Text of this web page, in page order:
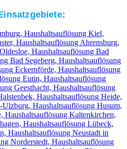
Haushaltsauflösung Kiel,
Haushaltsauflösung Ahrensburg,
Haushaltsauflösung Bad
Bad Segeberg, Haushaltsauflösung
Eckernförde, Haushaltsauflösung
Eutin, Haushaltsauflösung
Geesthacht, Haushaltsauflösung
Haushaltsauflösung Heide,
Ulzburg, Haushaltsauflösung Husum,
Haushaltsauflösung Kaltenkirchen,
Haushaltsauflösung Lübeck,
Haushaltsauflösung Neustadt in
Norderstedt, Haushaltsauflösung